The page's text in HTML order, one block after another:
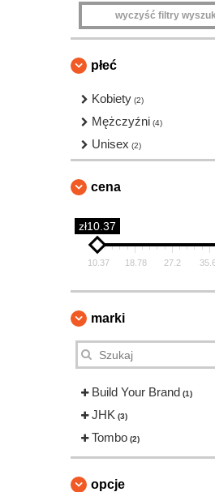
wyczyść filtry
płeć
Kobiety (2)
Mężczyźni (4)
Unisex (2)
cena
zł10.37
10.37 18.78 27.2
marki
Build Your Brand (1)
JHK (3)
Tombo (2)
opcje